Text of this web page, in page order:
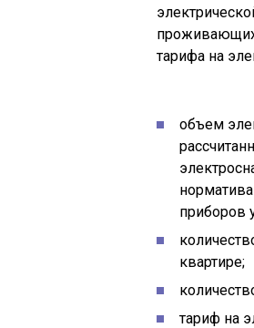
проживающих
тарифа на
объем
приборов
квартире;
тариф на